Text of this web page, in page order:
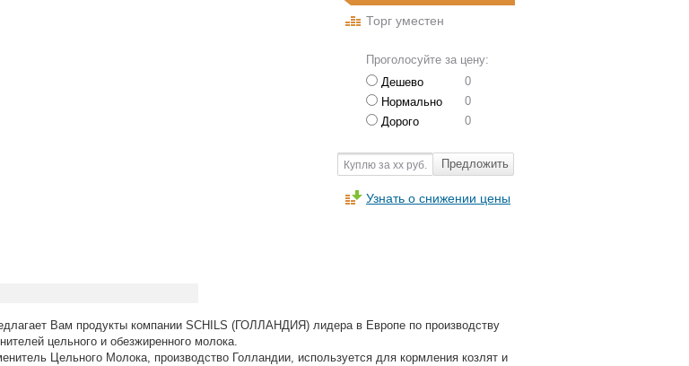
Торг уместен
Проголосуйте за цену:
0
Дешево
0
Нормально
0
Дорого
Предложить
Куплю за хх руб.
Узнать о снижении цены
Вам продукты компании SCHILS (ГОЛЛАНДИЯ) лидера в Европе по производству
цельного и обезжиренного молока.
Цельного Молока, производство Голландии, используется для кормления козлят и